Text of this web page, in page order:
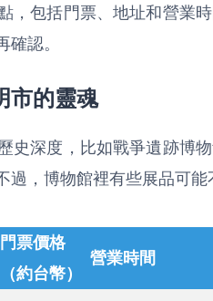
，包括門票、地址和營業
認。
市的靈魂
史深度，比如戰爭遺跡博
，博物館裡有些展品可能
門票價格
（約台幣）
營業時間